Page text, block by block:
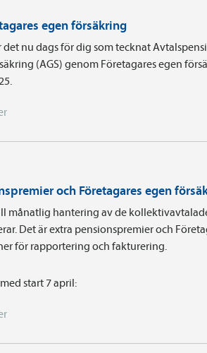
egen försäkring
nu dags för dig som tecknat
(AGS) genom Företagares egen
och Företagares egen
månatlig hantering av de
Det är extra pensionspremier och
för rapportering och fakturering.
start 7 april: